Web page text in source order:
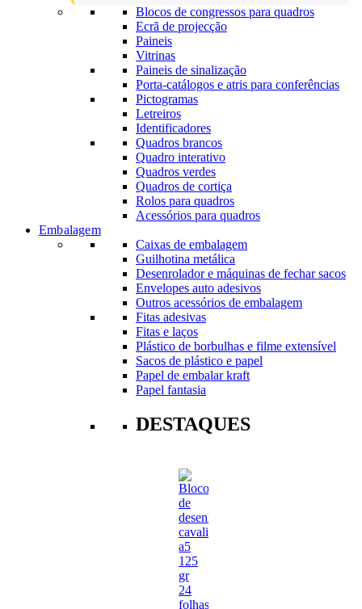
Blocos de congressos para quadros
Ecrã de projecção
Paineis
Vitrinas
Paineis de sinalização
Porta-catálogos e atris para conferências
Pictogramas
Letreiros
Identificadores
Quadros brancos
Quadro interativo
Quadros verdes
Quadros de cortiça
Rolos para quadros
Acessórios para quadros
Embalagem
Caixas de embalagem
Guilhotina metálica
Desenrolador e máquinas de fechar sacos
Envelopes auto adesivos
Outros acessórios de embalagem
Fitas adesivas
Fitas e laços
Plástico de borbulhas e filme extensível
Sacos de plástico e papel
Papel de embalar kraft
Papel fantasia
DESTAQUES